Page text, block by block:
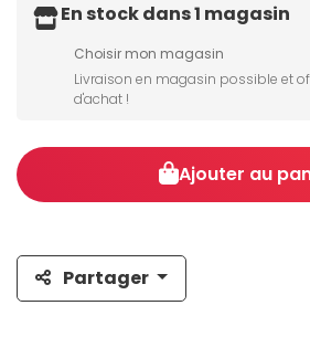
En stock dans 1 magasin
Choisir mon magasin
Livraison en magasin possible et
d'achat !
Ajouter au
Partager